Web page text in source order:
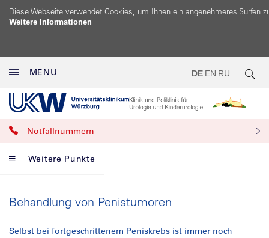
Diese Webseite verwendet Cookies, um Ihnen ein angenehmeres Surfen
Weitere Informationen
MENU DE EN RU
Notfallnummern
Weitere Punkte
Behandlung von Penistumoren
Selbst bei fortgeschrittenem Peniskrebs ist immer noch